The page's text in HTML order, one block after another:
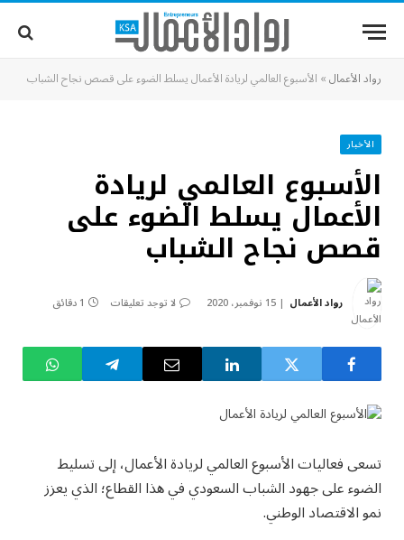
رواد الأعمال» الأسبوع العالمي لريادة الأعمال يسلط الضوء على قصص نجاح الشباب
الأخبار
الأسبوع العالمي لريادة
الأعمال يسلط الضوء على
قصص نجاح الشباب
رواد الأعمال 15 نوفمبر، 2020 لا توجد تعليقات 1 دقائق
تسعى فعاليات الأسبوع العالمي لريادة الأعمال، إلى تسليط
الضوء على جهود الشباب السعودي في هذا القطاع؛ الذي يعزز
نمو الاقتصاد الوطني.